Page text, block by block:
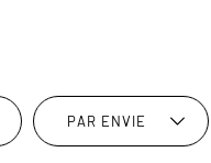
PAR ENVIE